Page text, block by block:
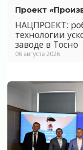
Проект
НАЦПРОЕКТ:
технологии
заводе в Тосно
06 августа 2026